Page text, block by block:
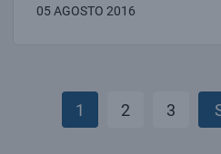
05 AGOSTO 2016
1 2 3